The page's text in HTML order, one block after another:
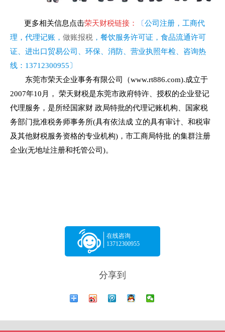
更多相关信息点击荣天财税链接 ： 〔公司注册 ，工商代
理，代理记账， 做账报税 ，餐饮服务许可证，食品流通许可
证、进出口贸易公司、环保、消防、营业执照年检、 咨询热
线： 13712300955 〕
东莞市荣天企业事务有限公司（www.rt886.com).成立于
2007年10月， 荣天财税是东莞市政府特许、授权的企业登记
代理服务，是所经国家财 政局特批的代理记账机构、国家税
务部门批准税务师事务所(具有依法成 立的具有审计、和税审
及其他财税服务资格的专业机构)，市工商局特批 的集群注册
企业(无地址注册和托管公司)。
在线咨询
13712300955
分享到